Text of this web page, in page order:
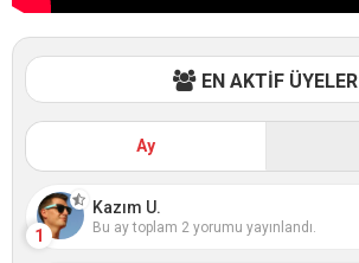
EN AKTİF ÜYELER
Ay
1
Kazım U.
Bu ay toplam 2 yorumu yayınlandı.